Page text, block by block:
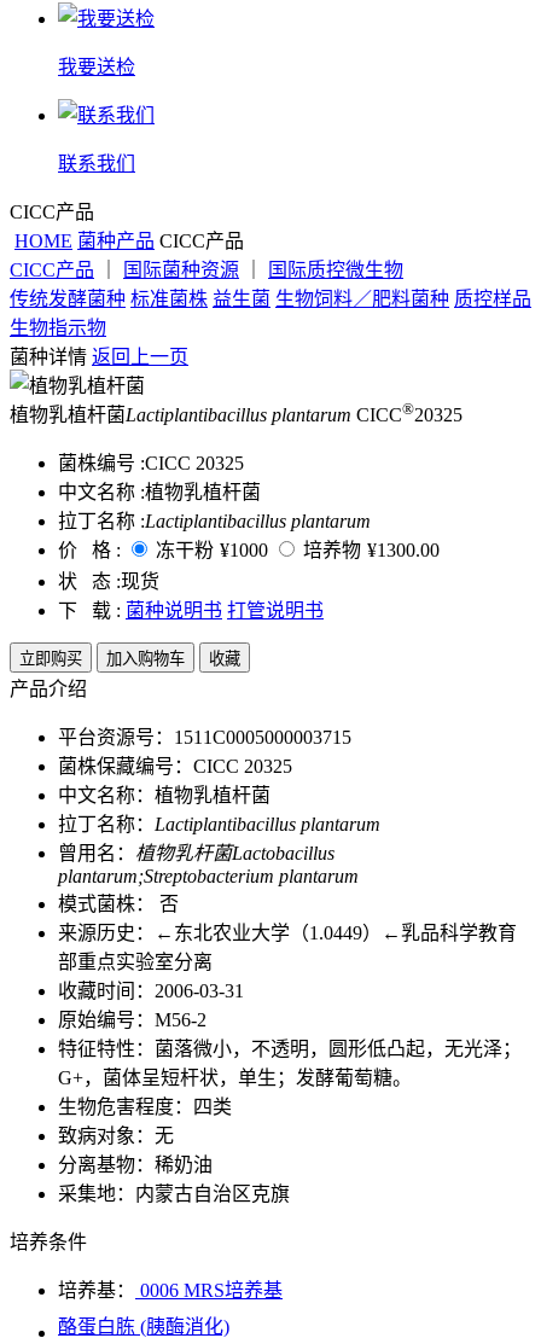
我要送检
联系我们
CICC产品
HOME 菌种产品 CICC产品
CICC产品
国际菌种资源
国际质控微生物
传统发酵菌种 标准菌株 益生菌 生物饲料／肥料菌种 质控样品
生物指示物
菌种详情 返回上一页
植物乳植杆菌Lactiplantibacillus plantarum CICC®20325
菌株编号 :CICC 20325
中文名称 :植物乳植杆菌
拉丁名称 :Lactiplantibacillus plantarum
价 格 :
冻干粉 ¥1000 培养物 ¥1300.00
状 态 :现货
下 载 : 菌种说明书 打管说明书
立即购买 加入购物车 收藏
产品介绍
平台资源号：1511C0005000003715
菌株保藏编号：CICC 20325
中文名称：植物乳植杆菌
拉丁名称： Lactiplantibacillus plantarum
曾用名： 植物乳杆菌Lactobacillus
plantarum;Streptobacterium plantarum
模式菌株： 否
来源历史：←东北农业大学（1.0449）←乳品科学教育
部重点实验室分离
收藏时间：2006-03-31
原始编号：M56-2
特征特性：菌落微小，不透明，圆形低凸起，无光泽；
G+，菌体呈短杆状，单生；发酵葡萄糖。
生物危害程度：四类
致病对象：无
分离基物：稀奶油
采集地：内蒙古自治区克旗
培养条件
培养基：
0006 MRS培养基
酪蛋白胨 (胰酶消化)